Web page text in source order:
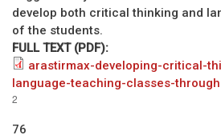
develop both critical thinking and
of the students.
FULL TEXT (PDF):
arastirmax-developing-critical-
language-teaching-classes-
2
76